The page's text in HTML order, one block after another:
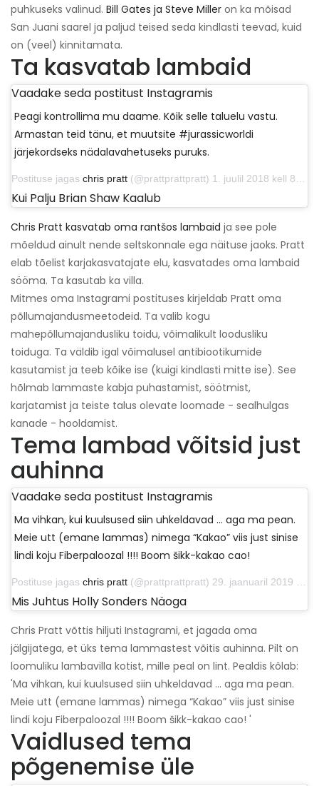
puhkuseks valinud. Bill Gates ja Steve Miller on ka mõisad
San Juani saarel ja paljud teised seda kindlasti teevad, kuid
on (veel) kinnitamata.
Ta kasvatab lambaid
Vaadake seda postitust Instagramis
Peagi kontrollima mu daame. Kõik selle taluelu vastu.
Armastan teid tänu, et muutsite #jurassicworldi
järjekordseks nädalavahetuseks puruks.
Postituse jagas chris pratt (@prattprattpratt) 1. juulil 2018 kell 8:46 PDT
Kui Palju Brian Shaw Kaalub
Chris Pratt kasvatab oma rantšos lambaid ja see pole
mõeldud ainult nende seltskonnale ega näituse jaoks. Pratt
elab tõelist karjakasvatajate elu, kasvatades oma lambaid
sööma. Ta kasutab ka villa.
Mitmes oma Instagrami postituses kirjeldab Pratt oma
põllumajandusmeetodeid. Ta valib kogu
mahepõllumajandusliku toidu, võimalikult loodusliku
toiduga. Ta väldib igal võimalusel antibiootikumide
kasutamist ja teeb kõike ise (kuigi kindlasti mitte ise). See
hõlmab lammaste kabja puhastamist, söötmist,
karjatamist ja teiste talus olevate loomade - sealhulgas
kanade - hooldamist.
Tema lambad võitsid just
auhinna
Vaadake seda postitust Instagramis
Ma vihkan, kui kuulsused siin uhkeldavad ... aga ma pean.
Meie utt (emane lammas) nimega “Kakao” viis just sinise
lindi koju Fiberpaloozal !!!! Boom šikk-kakao cao!
Postituse jagas chris pratt (@prattprattpratt) 29. jaanuaril 2019 kell 8:56 PST
Mis Juhtus Holly Sonders Näoga
Chris Pratt võttis hiljuti Instagrami, et jagada oma
jälgijatega, et üks tema lammastest võitis auhinna. Pilt on
loomuliku lambavilla kotist, mille peal on lint. Pealdis kõlab:
'Ma vihkan, kui kuulsused siin uhkeldavad ... aga ma pean.
Meie utt (emane lammas) nimega “Kakao” viis just sinise
lindi koju Fiberpaloozal !!!! Boom šikk-kakao cao! '
Vaidlused tema
põgenemise üle